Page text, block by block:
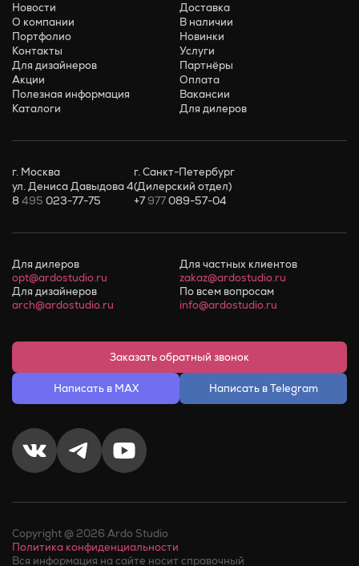
Новости
О компании
Портфолио
Контакты
Для дизайнеров
Акции
Полезная информация
Каталоги
Доставка
В наличии
Новинки
Услуги
Партнёры
Оплата
Вакансии
Для дилеров
г. Москва
ул. Дениса Давыдова 4
8495 023-77-75
г. Санкт-Петербург
(Дилерский отдел)
+7977089-57-04
Для дилеров
opt@ardostudio.ru
Для частных клиентов
zakaz@ardostudio.ru
Для дизайнеров
arch@ardostudio.ru
По всем вопросам
info@ardostudio.ru
Заказать обратный звонок
Написать в MAX Написать в Telegram
Copyright @ 2026 Ardo Studio
Политика конфиденциальности
Вся информация на сайте носит справочный